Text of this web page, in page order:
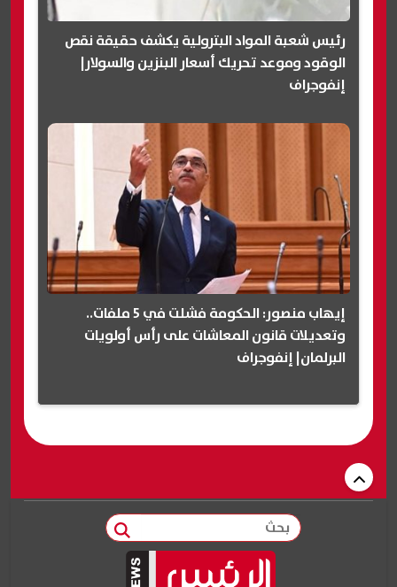
رئيس شعبة المواد البترولية يكشف حقيقة نقص
الوقود وموعد تحريك أسعار البنزين والسولار|
إنفوجراف
إيهاب منصور: الحكومة فشلت في 5 ملفات..
وتعديلات قانون المعاشات على رأس أولويات
البرلمان| إنفوجراف
بحث